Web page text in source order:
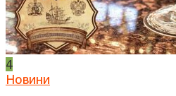
4
Новини